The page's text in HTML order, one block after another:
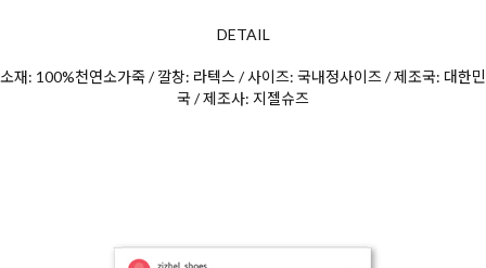
DETAIL
소재: 100%천연소가죽 / 깔창: 라텍스 / 사이즈: 국내정사이즈 / 제조국: 대한민
국 / 제조사: 지젤슈즈